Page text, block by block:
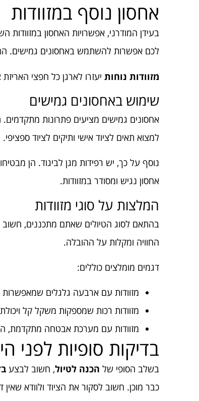
אחסון נוסף במזוודות
בעידן המודרני, אפשרויות האחסון במזוודות
לכם אפשרות להשתמש באחסונים גמישים.
מזוודות נוחותיעזרו לארגן כל חפצי
שימוש באחסונים גמישים
אחסונים גמישים מציעים פתרונות מתקדמים.
למצוא תאים לציוד אישי ותיקים לציוד ספציפי.
נוסף על כך, יש רפידות מגן לביגוד. הן
אחסון נגיש ומסודר במזוודות.
המלצות על סוגי מזוודות
בהתאם לסוג הטיולים שאתם מתכננים, חשוב
החוויה ומקלות על ההובלה.
דגמים מומלצים כוללים:
מזוודות עם ארבעה גלגלים שמאפשרות
מזוודות רכות שמספקות משקל קל
מזוודות עם מערכת אבטחה מתקדמת,
בדיקות סופיות לפני
בשלב הסופי של הכנה לטיול, חשוב לבצע
כבר מוכן. חשוב לסקור את הציוד ולוודא